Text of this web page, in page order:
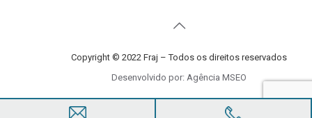
Copyright © 2022 Fraj – Todos os direitos reservados
Desenvolvido por: Agência MSEO